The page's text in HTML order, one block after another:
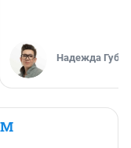
Надежда